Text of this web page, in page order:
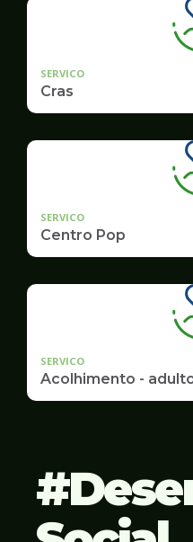
SERVICO
Cras
SERVICO
Centro Pop
SERVICO
Acolhimento -